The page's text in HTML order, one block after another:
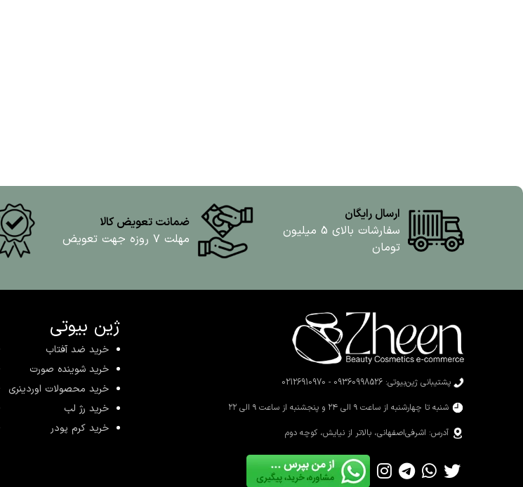
ارسال رایگان
سفارشات بالای 5 میلیون
تومان
ضمانت تعویض کالا
مهلت ۷ روزه جهت تعویض
ژین بیوتی
خرید ضد آفتاب
خرید شوینده صورت
خرید محصولات اوردینری
خرید رژ لب
خرید کرم پودر
پشتیبانی ژین‌بیوتی: 09360998526 - 02126910970
شنبه تا چهارشنبه از ساعت ۹ الی ۲۴ و پنجشنبه از ساعت ۹ الی ۲۲
آدرس: اشرفی‌اصفهانی، بالاتر از نیایش، کوچه دوم